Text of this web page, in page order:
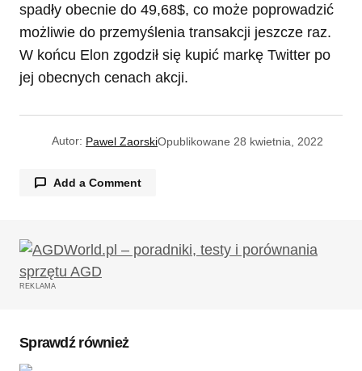
spadły obecnie do 49,68$, co może poprowadzić
możliwie do przemyślenia transakcji jeszcze raz.
W końcu Elon zgodził się kupić markę Twitter po
jej obecnych cenach akcji.
Autor: Pawel ZaorskiOpublikowane 28 kwietnia, 2022
Add a Comment
Twój adres email nie zostanie opublikowany.
Wymagane pola są oznaczone
REKLAMA
Sprawdź również